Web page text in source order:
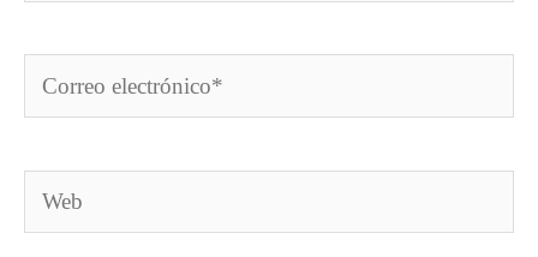
Correo
electrónico*
Web